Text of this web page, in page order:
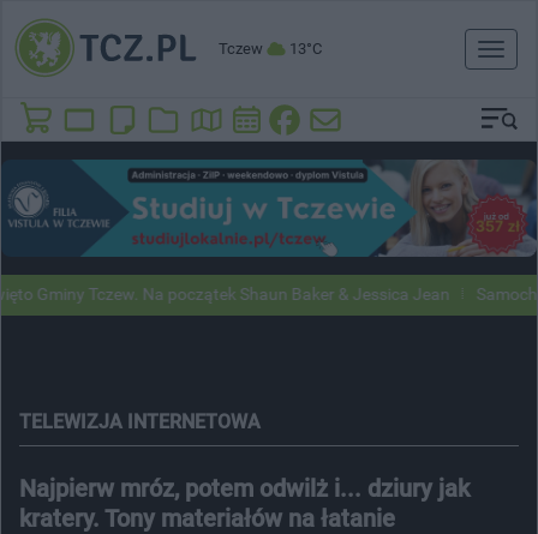
Tczew 13°C
Toggle
Tczew. Na początek Shaun Baker & Jessica Jean Samochody
TELEWIZJA INTERNETOWA
Najpierw mróz, potem odwilż i... dziury jak
kratery. Tony materiałów na łatanie